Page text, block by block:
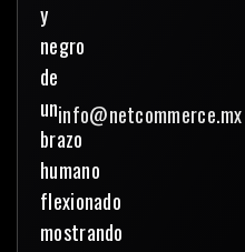
info@netcommerce.mx